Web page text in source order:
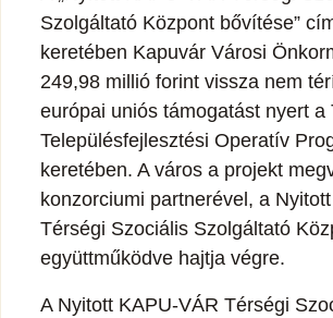
Szolgáltató Központ bővítése”
keretében Kapuvár Városi
249,98 millió forint vissza nem
európai uniós támogatást nyert a
Településfejlesztési Operatív
keretében. A város a projekt
konzorciumi partnerével, a
Térségi Szociális Szolgáltató
együttműködve hajtja végre.
A Nyitott KAPU-VÁR Térségi